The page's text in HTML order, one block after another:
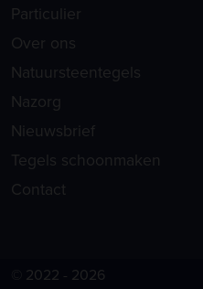
Particulier
Over ons
Natuursteentegels
Nazorg
Nieuwsbrief
Tegels schoonmaken
Contact
© 2022 - 2026